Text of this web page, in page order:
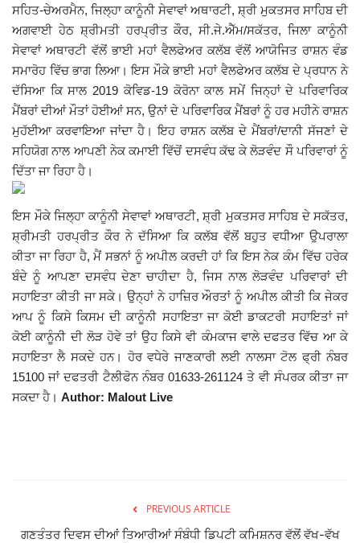
Giddarbaha
Railway Time Table
Lambi
Sri Muktsar Sahib News
Punjab
Life & Style
Important
Contact Us
ਸਹਿਤ-ਚੇਅਰਮੈਨ, ਜਿਲ੍ਹਾ ਕਾਨੂੰਨੀ ਸੇਵਾਵਾਂ ਅਥਾਰਟੀ, ਸ਼੍ਰੀ ਮੁਕਤਸਰ ਸਾਹਿਬ ਦੀ
ਅਗਵਾਈ ਹੇਠ ਸ਼੍ਰੀਮਤੀ ਹਰਪ੍ਰੀਤ ਕੌਰ, ਸੀ.ਜੇ.ਐੱਮ/ਸਕੱਤਰ, ਜਿਲਾ ਕਾਨੂੰਨੀ
ਸੇਵਾਵਾਂ ਅਥਾਰਟੀ ਵੱਲੋਂ ਭਾਈ ਮਹਾਂ ਵੈਲਫੇਅਰ ਕਲੱਬ ਵੱਲੋਂ ਆਯੋਜਿਤ ਰਾਸ਼ਨ ਵੰਡ
ਸਮਾਰੋਹ ਵਿੱਚ ਭਾਗ ਲਿਆ। ਇਸ ਮੌਕੇ ਭਾਈ ਮਹਾਂ ਵੈਲਫੇਅਰ ਕਲੱਬ ਦੇ ਪ੍ਰਧਾਨ ਨੇ
ਦੱਸਿਆ ਕਿ ਸਾਲ 2019 ਕੋਵਿਡ-19 ਕੋਰੋਨਾ ਕਾਲ ਸਮੇਂ ਜਿਨ੍ਹਾਂ ਦੇ ਪਰਿਵਾਰਿਕ
ਮੈਂਬਰਾਂ ਦੀਆਂ ਮੌਤਾਂ ਹੋਈਆਂ ਸਨ, ਉਨਾਂ ਦੇ ਪਰਿਵਾਰਿਕ ਮੈਂਬਰਾਂ ਨੂੰ ਹਰ ਮਹੀਨੇ ਰਾਸ਼ਨ
ਮੁਹੱਈਆ ਕਰਵਾਇਆ ਜਾਂਦਾ ਹੈ। ਇਹ ਰਾਸ਼ਨ ਕਲੱਬ ਦੇ ਮੈਂਬਰਾਂ/ਦਾਨੀ ਸੱਜਣਾਂ ਦੇ
ਸਹਿਯੋਗ ਨਾਲ ਆਪਣੀ ਨੇਕ ਕਮਾਈ ਵਿੱਚੋਂ ਦਸਵੰਧ ਕੱਢ ਕੇ ਲੋੜਵੰਦ ਸੌ ਪਰਿਵਾਰਾਂ ਨੂੰ
ਦਿੱਤਾ ਜਾ ਰਿਹਾ ਹੈ।
ਇਸ ਮੌਕੇ ਜਿਲ੍ਹਾ ਕਾਨੂੰਨੀ ਸੇਵਾਵਾਂ ਅਥਾਰਟੀ, ਸ਼੍ਰੀ ਮੁਕਤਸਰ ਸਾਹਿਬ ਦੇ ਸਕੱਤਰ,
ਸ਼੍ਰੀਮਤੀ ਹਰਪ੍ਰੀਤ ਕੌਰ ਨੇ ਦੱਸਿਆ ਕਿ ਕਲੱਬ ਵੱਲੋਂ ਬਹੁਤ ਵਧੀਆ ਉਪਰਾਲਾ
ਕੀਤਾ ਜਾ ਰਿਹਾ ਹੈ, ਮੈਂ ਸਭਨਾਂ ਨੂੰ ਅਪੀਲ ਕਰਦੀ ਹਾਂ ਕਿ ਇਸ ਨੇਕ ਕੰਮ ਵਿੱਚ ਹਰੇਕ
ਬੰਦੇ ਨੂੰ ਆਪਣਾ ਦਸਵੰਧ ਦੇਣਾ ਚਾਹੀਦਾ ਹੈ, ਜਿਸ ਨਾਲ ਲੋੜਵੰਦ ਪਰਿਵਾਰਾਂ ਦੀ
ਸਹਾਇਤਾ ਕੀਤੀ ਜਾ ਸਕੇ। ਉਨ੍ਹਾਂ ਨੇ ਹਾਜ਼ਿਰ ਔਰਤਾਂ ਨੂੰ ਅਪੀਲ ਕੀਤੀ ਕਿ ਜੇਕਰ
ਆਪ ਨੂੰ ਕਿਸੇ ਕਿਸਮ ਦੀ ਕਾਨੂੰਨੀ ਸਹਾਇਤਾ ਜਾ ਕੋਈ ਡਾਕਟਰੀ ਸਹਾਇਤਾਂ ਜਾਂ
ਕੋਈ ਕਾਨੂੰਨੀ ਦੀ ਲੋੜ ਹੋਵੇ ਤਾਂ ਉਹ ਕਿਸੇ ਵੀ ਕੰਮਕਾਜ ਵਾਲੇ ਦਫਤਰ ਵਿੱਚ ਆ ਕੇ
ਸਹਾਇਤਾ ਲੈ ਸਕਦੇ ਹਨ। ਹੋਰ ਵਧੇਰੇ ਜਾਣਕਾਰੀ ਲਈ ਨਾਲਸਾ ਟੋਲ ਫ੍ਰੀ ਨੰਬਰ
15100 ਜਾਂ ਦਫਤਰੀ ਟੈਲੀਫੋਨ ਨੰਬਰ 01633-261124 ਤੇ ਵੀ ਸੰਪਰਕ ਕੀਤਾ ਜਾ
ਸਕਦਾ ਹੈ। Author: Malout Live
PREVIOUS ARTICLE
ਗਣਤੰਤਰ ਦਿਵਸ ਦੀਆਂ ਤਿਆਰੀਆਂ ਸੰਬੰਧੀ ਡਿਪਟੀ ਕਮਿਸ਼ਨਰ ਵੱਲੋਂ ਵੱਖ-ਵੱਖ